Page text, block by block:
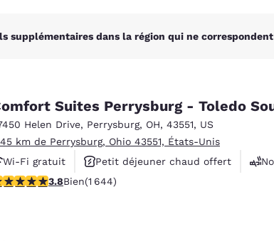
France
supplémentaires dans la région qui ne
Suites Perrysburg - Toledo
Helen Drive, Perrysburg, OH, 43551, US
km de Perrysburg, Ohio 43551, États-Unis
Wi-Fi gratuit
Petit déjeuner chaud offert
étoiles. Bien. 1644 commentaires
3.8Bien(1 644)